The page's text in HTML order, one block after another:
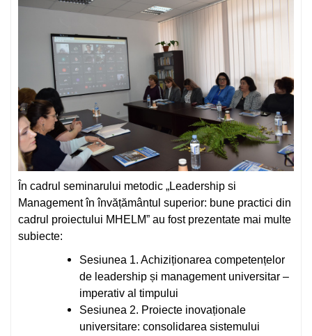
În cadrul seminarului metodic „Leadership si
Management în învățământul superior: bune practici din
cadrul proiectului MHELM” au fost prezentate mai multe
subiecte:
Sesiunea 1. Achiziționarea competențelor
de leadership și management universitar –
imperativ al timpului
Sesiunea 2. Proiecte inovaționale
universitare: consolidarea sistemului